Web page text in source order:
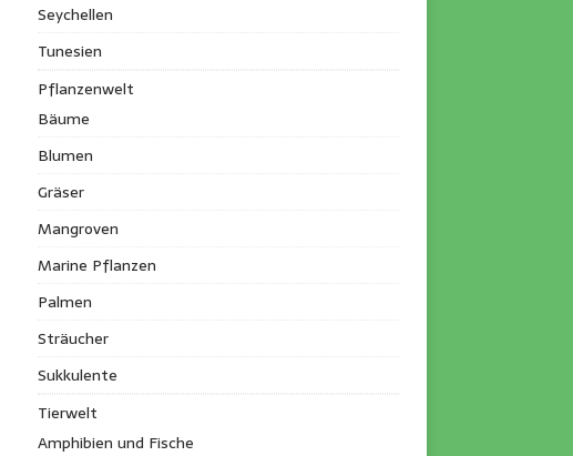
Seychellen
Tunesien
Pflanzenwelt
Bäume
Blumen
Gräser
Mangroven
Marine Pflanzen
Palmen
Sträucher
Sukkulente
Tierwelt
Amphibien und Fische